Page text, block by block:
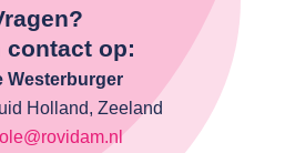
contact op:
Westerburger
Holland, Zeeland